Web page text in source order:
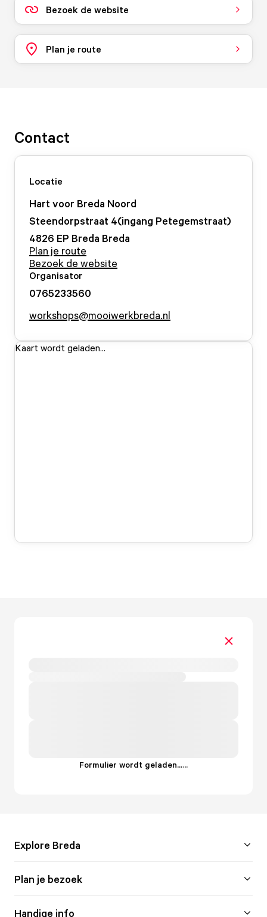
Bezoek de website
Plan je route
Contact
Locatie
Hart voor Breda Noord
Steendorpstraat 4(ingang Petegemstraat)
4826 EP Breda Breda
Plan je route
Bezoek de website
Organisator
0765233560
workshops@mooiwerkbreda.nl
Kaart wordt geladen...
Formulier wordt geladen......
Explore Breda
Plan je bezoek
Handige info